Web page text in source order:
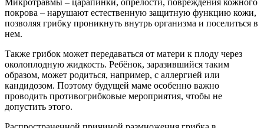
покрова – нарушают естественную защитную функцию кожи,
позволяя грибку проникнуть внутрь организма и поселиться в
нем.
Также грибок может передаваться от матери к плоду через
околоплодную жидкость. Ребёнок, заразившийся таким
образом, может родиться, например, с аллергией или
кандидозом. Поэтому будущей маме особенно важно
проводить противогрибковые мероприятия, чтобы не
допустить этого.